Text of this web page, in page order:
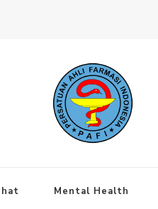
Mental Health